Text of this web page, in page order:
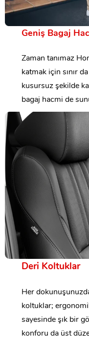
Geniş Bagaj
Zaman tanımaz
katmak için sınır da
kusursuz şekilde
bagaj hacmi de
Deri Koltuklar
Her
koltuklar;
sayesinde şık bir
konforu da üst